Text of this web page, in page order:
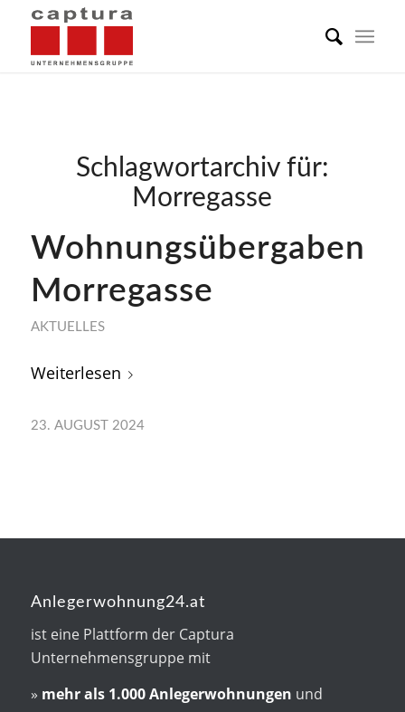
Schlagwortarchiv für:
Morregasse
Wohnungsübergaben
Morregasse
AKTUELLES
Weiterlesen
23. AUGUST 2024
Anlegerwohnung24.at
ist eine Plattform der Captura
Unternehmensgruppe mit
» mehr als 1.000 Anlegerwohnungen und